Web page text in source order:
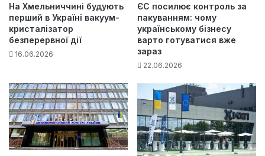
На Хмельниччині будують
перший в Україні вакуум-
кристалізатор
безперервної дії
16.06.2026
ЄС посилює контроль за
пакуванням: чому
українському бізнесу
варто готуватися вже
зараз
22.06.2026